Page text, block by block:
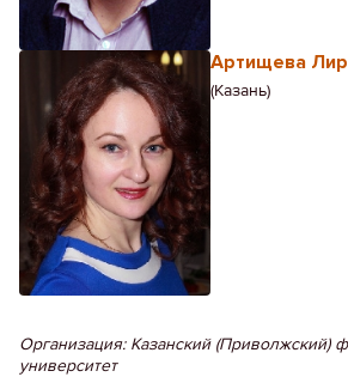
Артищева
(Казань)
Организация: Казанский (Приволжский)
университет